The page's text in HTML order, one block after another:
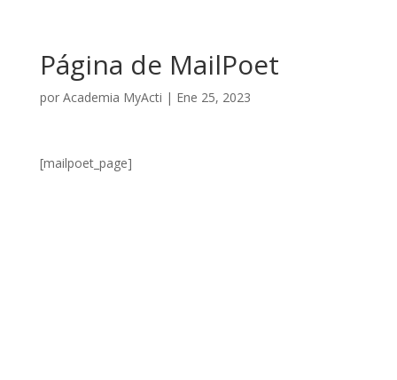
Página de MailPoet
por Academia MyActi | Ene 25, 2023
[mailpoet_page]